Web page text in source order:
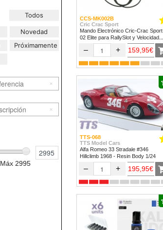
Todos
Novedad
Próximamente
Máx 2995
CCS-MK002B
Cric Crac Sport
Mando Electrónico Cric-Crac Sport
02 Elite para RallySlot y Velocidad
1/32 & 1/24.
– + 159,95€
TTS-068
TTS Model Cars
Alfa Romeo 33 Stradale #346
Hillclimb 1968 - Resin Body 1/24
– + 195,95€